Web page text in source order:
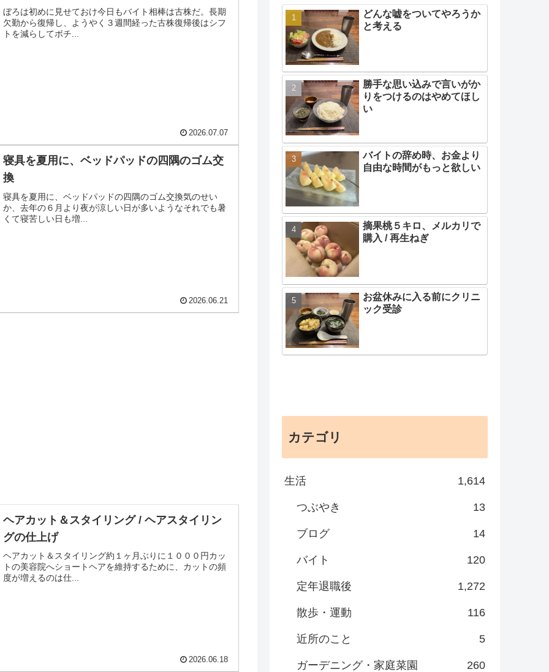
ぼろは初めに見せておけ今日もバイト相棒は古株だ。長期
欠勤から復帰し、ようやく３週間経った古株復帰後はシフ
トを減らしてボチ...
2026.07.07
寝具を夏用に、ベッドパッドの四隅のゴム交
換
寝具を夏用に、ベッドパッドの四隅のゴム交換気のせい
か、去年の６月より夜が涼しい日が多いようなそれでも暑
くて寝苦しい日も増...
2026.06.21
ヘアカット＆スタイリング / ヘアスタイリン
グの仕上げ
ヘアカット＆スタイリング約１ヶ月ぶりに１０００円カッ
トの美容院へショートヘアを維持するために、カットの頻
度が増えるのは仕...
2026.06.18
どんな嘘をついてやろうか
と考える
勝手な思い込みで言いがか
りをつけるのはやめてほし
い
バイトの辞め時、お金より
自由な時間がもっと欲しい
摘果桃５キロ、メルカリで
購入 / 再生ねぎ
お盆休みに入る前にクリニ
ック受診
カテゴリ
生活 1,614
つぶやき 13
ブログ 14
バイト 120
定年退職後 1,272
散歩・運動 116
近所のこと 5
ガーデニング・家庭菜園 260